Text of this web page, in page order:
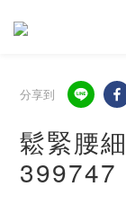
分享到
鬆緊腰
399747